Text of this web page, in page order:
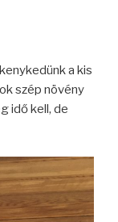
a kis
szép növény
idő kell, de